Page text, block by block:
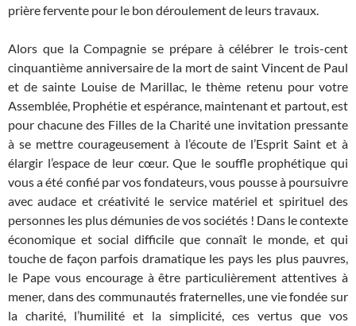
prière fervente pour le bon déroulement de leurs travaux.
Alors que la Compagnie se prépare à célébrer le trois-cent
cinquantième anniversaire de la mort de saint Vincent de Paul
et de sainte Louise de Marillac, le thème retenu pour votre
Assemblée, Prophétie et espérance, maintenant et partout, est
pour chacune des Filles de la Charité une invitation pressante
à se mettre courageusement à l’écoute de l’Esprit Saint et à
élargir l’espace de leur cœur. Que le souffle prophétique qui
vous a été confié par vos fondateurs, vous pousse à poursuivre
avec audace et créativité le service matériel et spirituel des
personnes les plus démunies de vos sociétés ! Dans le contexte
économique et social difficile que connaît le monde, et qui
touche de façon parfois dramatique les pays les plus pauvres,
le Pape vous encourage à être particulièrement attentives à
mener, dans des communautés fraternelles, une vie fondée sur
la charité, l’humilité et la simplicité, ces vertus que vos